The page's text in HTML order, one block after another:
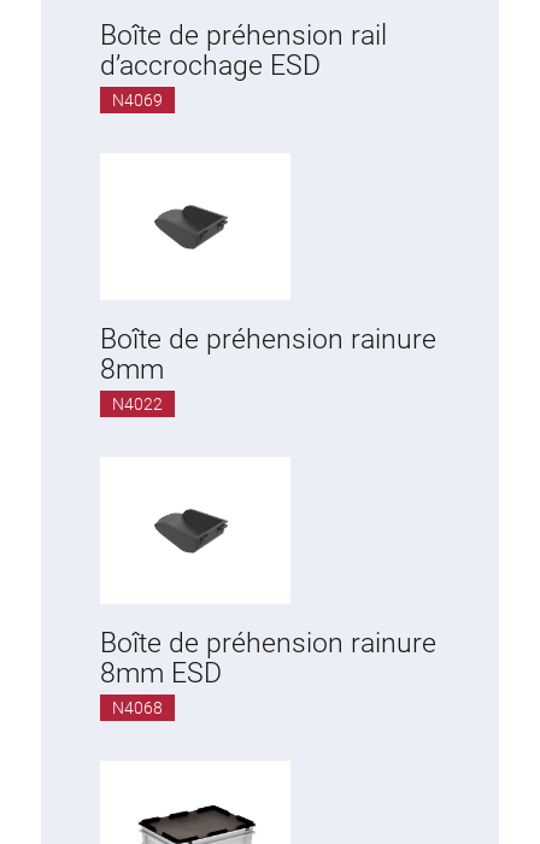
Boîte de préhension rail
d’accrochage ESD
N4069
Boîte de préhension rainure
8mm
N4022
Boîte de préhension rainure
8mm ESD
N4068